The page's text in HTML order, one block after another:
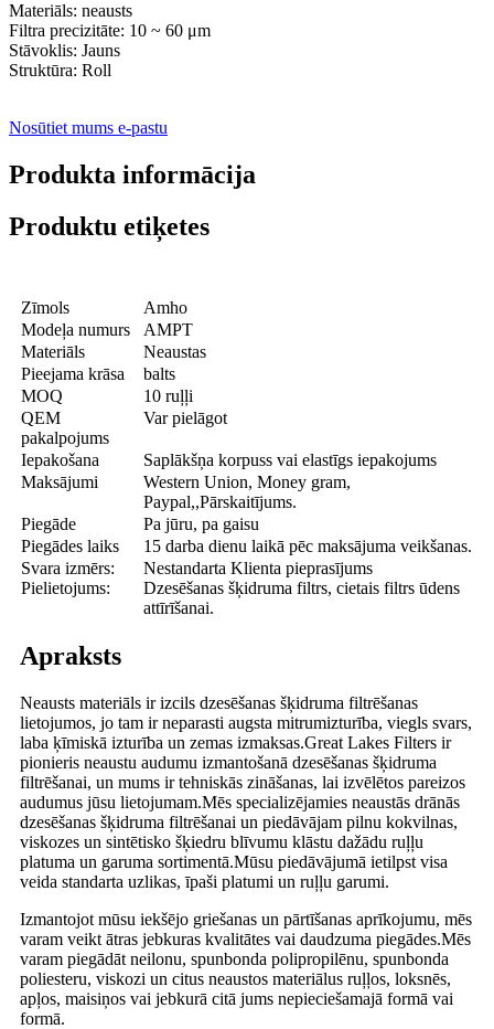
Materiāls: neausts
Filtra precizitāte: 10 ~ 60 μm
Stāvoklis: Jauns
Struktūra: Roll
Nosūtiet mums e-pastu
Produkta informācija
Produktu etiķetes
Zīmols
Amho
Modeļa numurs
AMPT
Materiāls
Neaustas
Pieejama krāsa
balts
MOQ
10 ruļļi
QEM
pakalpojums
Var pielāgot
Iepakošana
Saplākšņa korpuss vai elastīgs iepakojums
Maksājumi
Western Union, Money gram,
Paypal,,Pārskaitījums.
Piegāde
Pa jūru, pa gaisu
Piegādes laiks
15 darba dienu laikā pēc maksājuma veikšanas.
Svara izmērs:
Pielietojums:
Nestandarta Klienta pieprasījums
Dzesēšanas šķidruma filtrs, cietais filtrs ūdens
attīrīšanai.
Apraksts
Neausts materiāls ir izcils dzesēšanas šķidruma filtrēšanas
lietojumos, jo tam ir neparasti augsta mitrumizturība, viegls svars,
laba ķīmiskā izturība un zemas izmaksas.Great Lakes Filters ir
pionieris neaustu audumu izmantošanā dzesēšanas šķidruma
filtrēšanai, un mums ir tehniskās zināšanas, lai izvēlētos pareizos
audumus jūsu lietojumam.Mēs specializējamies neaustās drānās
dzesēšanas šķidruma filtrēšanai un piedāvājam pilnu kokvilnas,
viskozes un sintētisko šķiedru blīvumu klāstu dažādu ruļļu
platuma un garuma sortimentā.Mūsu piedāvājumā ietilpst visa
veida standarta uzlikas, īpaši platumi un ruļļu garumi.
Izmantojot mūsu iekšējo griešanas un pārtīšanas aprīkojumu, mēs
varam veikt ātras jebkuras kvalitātes vai daudzuma piegādes.Mēs
varam piegādāt neilonu, spunbonda polipropilēnu, spunbonda
poliesteru, viskozi un citus neaustos materiālus ruļļos, ​​loksnēs,
apļos, maisiņos vai jebkurā citā jums nepieciešamajā formā vai
formā.